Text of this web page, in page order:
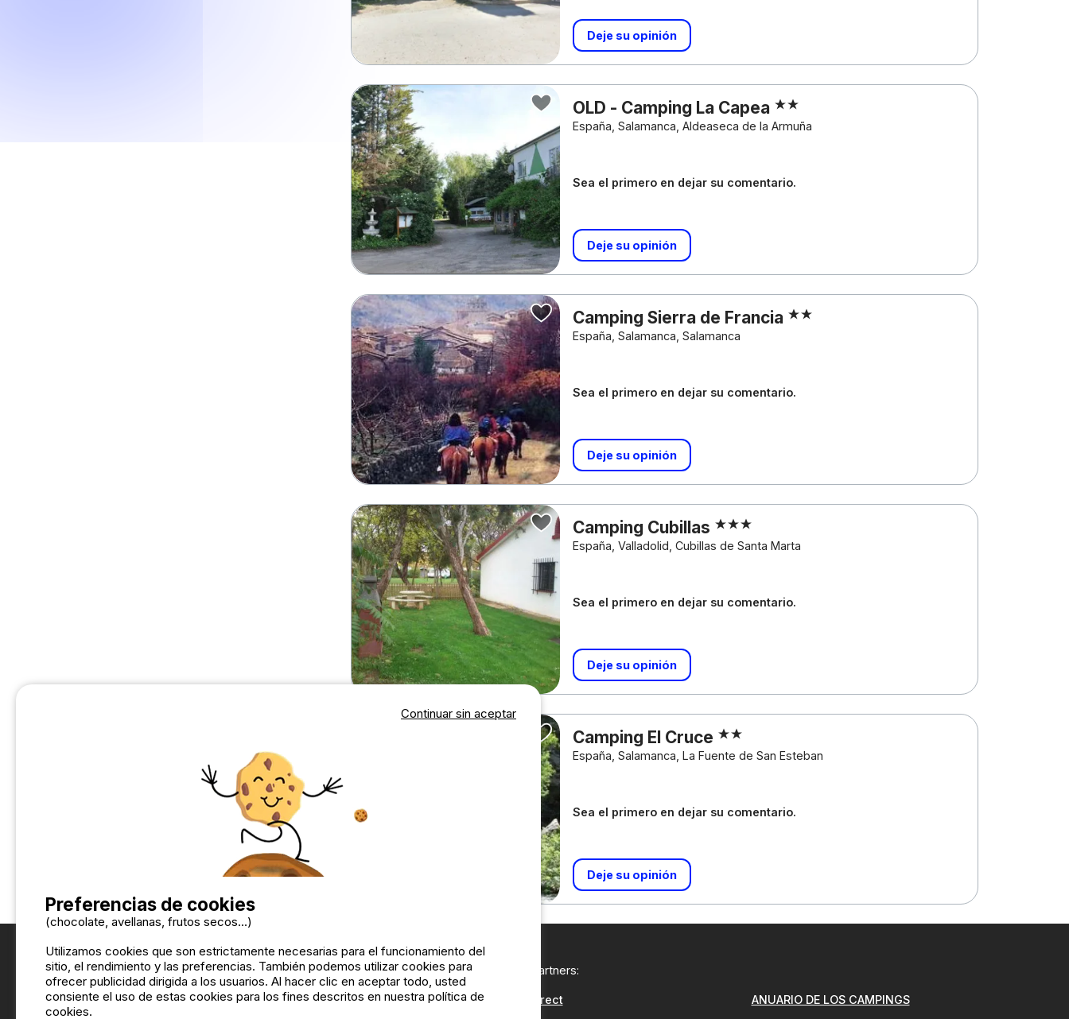
Deje su opinión
OLD - Camping La Capea
España, Salamanca, Aldeaseca de la Armuña
Sea el primero en dejar su comentario.
Deje su opinión
Camping Sierra de Francia
España, Salamanca, Salamanca
Sea el primero en dejar su comentario.
Deje su opinión
Camping Cubillas
España, Valladolid, Cubillas de Santa Marta
Sea el primero en dejar su comentario.
Deje su opinión
Camping El Cruce
España, Salamanca, La Fuente de San Esteban
Sea el primero en dejar su comentario.
Deje su opinión
Nuestros partners:
CampingDirect ANUARIO DE LOS CAMPINGS
Continuar sin aceptar
Preferencias de cookies
(chocolate, avellanas, frutos secos...)
Utilizamos cookies que son estrictamente necesarias para el funcionamiento del
sitio, el rendimiento y las preferencias. También podemos utilizar cookies para
ofrecer publicidad dirigida a los usuarios. Al hacer clic en aceptar todo, usted
consiente el uso de estas cookies para los fines descritos en nuestra política de
cookies.